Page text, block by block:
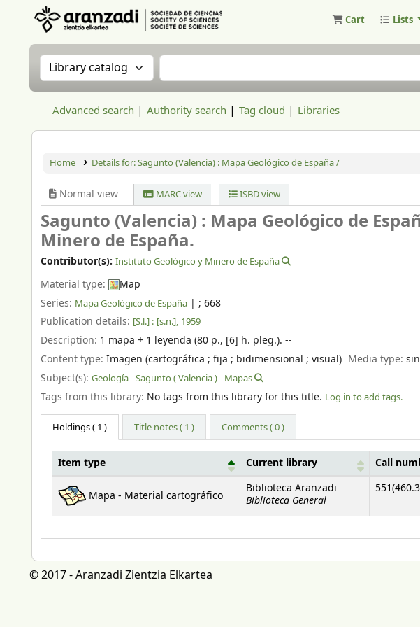
Cart Lists
Search the catalog by:Search the catalog
Advanced search Authority search Tag cloud Libraries
Home Details for:Sagunto (Valencia) : Mapa Geológico de España /
Normal view MARC view ISBD view
Sagunto (Valencia) : Mapa Geológico de
Minero de España.
Contributor(s): Instituto Geológico y Minero de España
Material type:
Map
Series: Mapa Geológico de España | ; 668
Publication details: [S.l.] : [s.n.], 1959
Description: 1 mapa + 1 leyenda (80 p., [6] h. pleg.). --
Content type: Imagen (cartográfica ; fija ; bidimensional ; visual) Media type:
Subject(s): Geología - Sagunto ( Valencia ) - Mapas
Tags from this library: No tags from this library for this title. Log in to add tags.
Holdings( 1 ) Title notes ( 1 ) Comments ( 0 )
Holdings
Item type Current library Call
Mapa - Material cartográfico
Biblioteca Aranzadi
Biblioteca General
© 2017 - Aranzadi Zientzia Elkartea